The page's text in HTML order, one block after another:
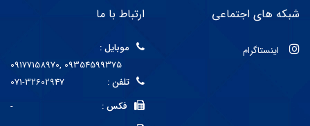
شبکه های اجتماعی
اینستاگرام
ارتباط با ما
موبایل :
09177158970, 09354599375
تلفن :
071-32602947
فکس :
-